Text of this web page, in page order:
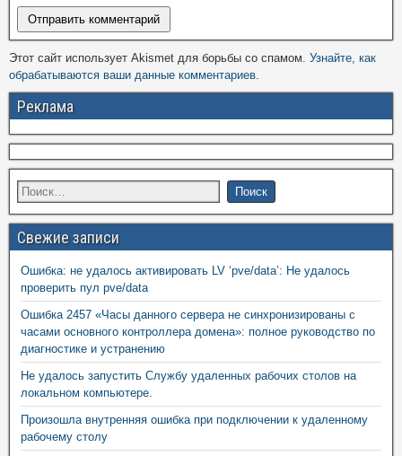
Этот сайт использует Akismet для борьбы со спамом. Узнайте, как
обрабатываются ваши данные комментариев.
Реклама
Свежие записи
Ошибка: не удалось активировать LV ‘pve/data’: Не удалось
проверить пул pve/data
Ошибка 2457 «Часы данного сервера не синхронизированы с
часами основного контроллера домена»: полное руководство по
диагностике и устранению
Не удалось запустить Службу удаленных рабочих столов на
локальном компьютере.
Произошла внутренняя ошибка при подключении к удаленному
рабочему столу